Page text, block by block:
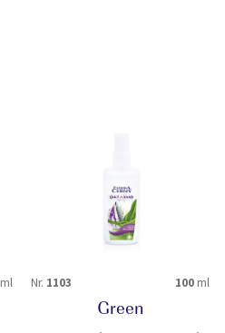
ml Nr. 1103 100 ml
Green